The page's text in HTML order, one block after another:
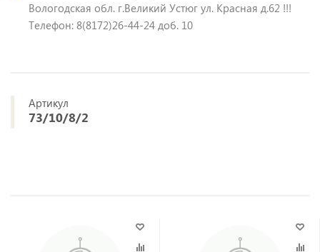
Вологодская обл. г.Великий Устюг ул. Красная д.62 !!!
Телефон: 8(8172)26-44-24 доб. 10
Артикул
73/10/8/2